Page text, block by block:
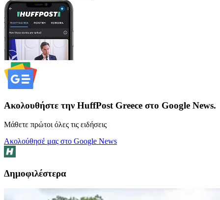
Ακολουθήστε την HuffPost Greece στο Google News.
Μάθετε πρώτοι όλες τις ειδήσεις
Ακολούθησέ μας στο Google News
Δημοφιλέστερα